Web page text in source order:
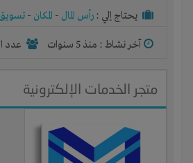
يحتاج إلي : رأس المال - المكان - تسويق
آخر نشاط : منذ 5 سنوات عدد
متجر الخدمات الإلكترونية